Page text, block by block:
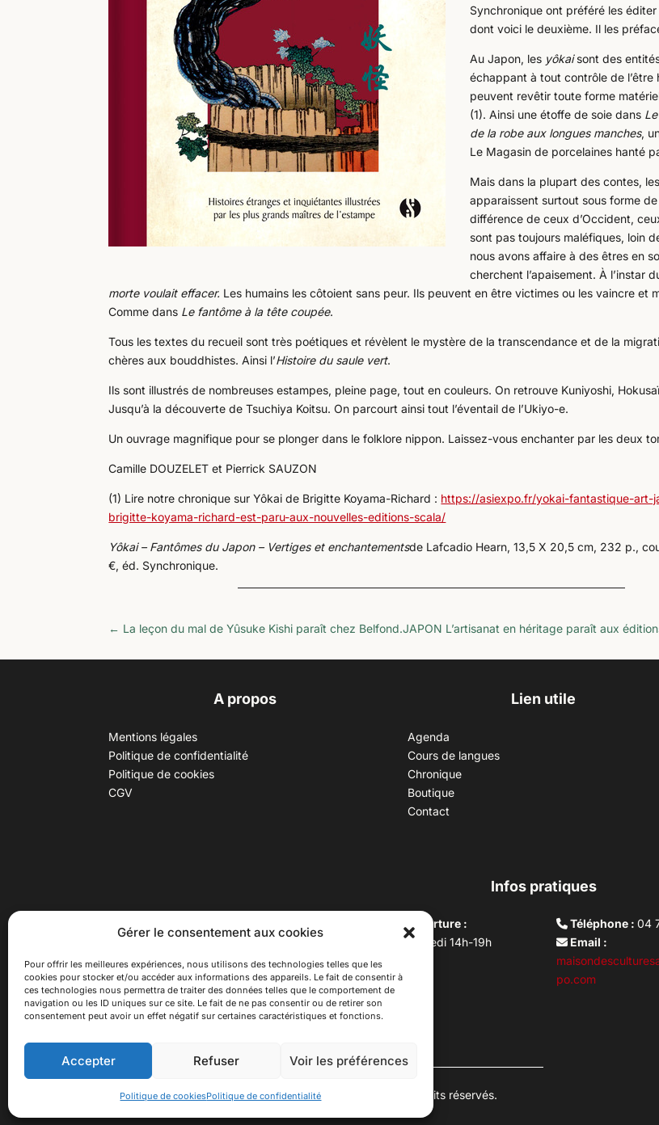
Gérer le consentement aux cookies
Pour offrir les meilleures expériences, nous utilisons des technologies telles que les
cookies pour stocker et/ou accéder aux informations des appareils. Le fait de consentir à
ces technologies nous permettra de traiter des données telles que le comportement de
navigation ou les ID uniques sur ce site. Le fait de ne pas consentir ou de retirer son
consentement peut avoir un effet négatif sur certaines caractéristiques et fonctions.
Accepter Refuser Voir les préférences
Politique de cookiesPolitique de confidentialité
Synchronique ont préféré les
dont voici le deuxième. Il les
Au Japon, les yôkaisont des
échappant à tout contrôle de l’être
peuvent revêtir toute forme
(1). Ainsi une étoffe de soie dans
de la robe aux longues manches,
Le Magasin de porcelaines hanté
Mais dans la plupart des contes, les
apparaissent surtout sous forme
différence de ceux d’Occident,
sont pas toujours maléfiques, loin
nous avons affaire à des êtres en
cherchent l’apaisement. À l’instar
morte voulait effacer. Les humains les côtoient sans peur. Ils peuvent en être victimes ou les vaincre et
Comme dans Le fantôme à la tête coupée.
Tous les textes du recueil sont très poétiques et révèlent le mystère de la transcendance et de la
chères aux bouddhistes. Ainsi l’Histoire du saule vert.
Ils sont illustrés de nombreuses estampes, pleine page, tout en couleurs. On retrouve Kuniyoshi,
Jusqu’à la découverte de Tsuchiya Koitsu. On parcourt ainsi tout l’éventail de l’Ukiyo-e.
Un ouvrage magnifique pour se plonger dans le folklore nippon. Laissez-vous enchanter par les deux
Camille DOUZELET et Pierrick SAUZON
(1) Lire notre chronique sur Yôkai de Brigitte Koyama-Richard : https://asiexpo.fr/yokai-fantastique-art-
brigitte-koyama-richard-est-paru-aux-nouvelles-editions-scala/
Yôkai – Fantômes du Japon – Vertiges et enchantementsde Lafcadio Hearn, 13,5 X 20,5 cm, 232 p.,
€, éd. Synchronique.
← La leçon du mal de Yûsuke Kishi paraît chez Belfond.JAPON L’artisanat en héritage paraît aux
A propos
Mentions légales
Politique de confidentialité
Politique de cookies
CGV
Lien utile
Agenda
Cours de langues
Chronique
Boutique
Contact
Infos pratiques
(adresse postale : 62 rue St
Maximin, 69003 Lyon)
à 100 mètres du métro D Monplaisir
Lumière, T3 Dauphiné Lacassagne,
bus C16 Dr Rebatel
Horaires d’ouverture :
Du mardi au vendredi 14h-19h
Samedi 10h –17h
Fermeture lundi
Téléphone :04
Email :
po.com
© 2026 Asiexpo — Maison des Cultures Asiatiques. Tous droits réservés.